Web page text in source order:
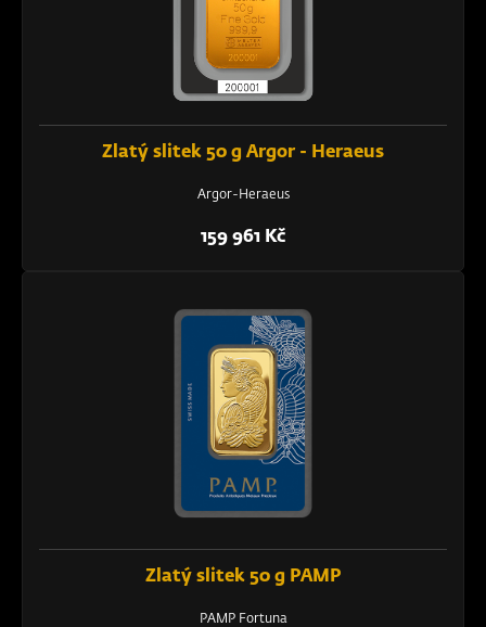
Zlatý slitek 50 g Argor - Heraeus
Argor-Heraeus
159 961 Kč
Zlatý slitek 50 g PAMP
PAMP Fortuna